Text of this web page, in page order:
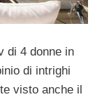
di 4 donne in
di intrighi
visto anche il